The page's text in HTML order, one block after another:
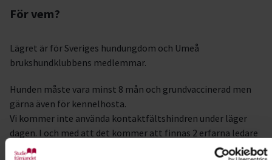
För vem?
Lägret är för Sveriges hundungdom och Umeå
brukshundklubbens medlemmar.
Hunden måste vara minst 8 mån och grundvaccinerad men
gärna även för kennelhosta.
Vi kommer inte använda kontaktfältshindren under läger
dagen. I och med att det kommer att finnas 2 erfarna ledare
på plats så kan vi erbjuda en bredd för både dem som är